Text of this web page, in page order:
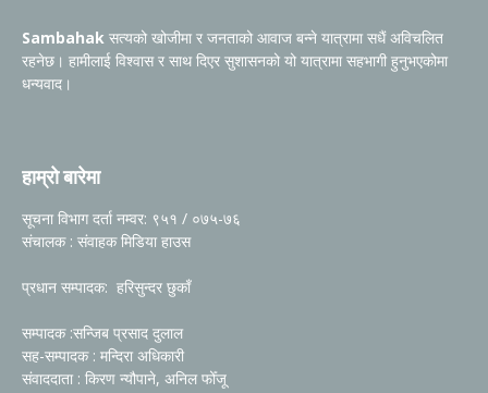
Sambahak सत्यको खोजीमा र जनताको आवाज बन्ने यात्रामा सधैं अविचलित
रहनेछ। हामीलाई विश्वास र साथ दिएर सुशासनको यो यात्रामा सहभागी हुनुभएकोमा
धन्यवाद।
हाम्रो बारेमा
सूचना विभाग दर्ता नम्वर: ९५१ / ०७५-७६
संचालक : संवाहक मिडिया हाउस
प्रधान सम्पादक: हरिसुन्दर छुकाँ
सम्पादक :सन्जिब प्रसाद दुलाल
सह-सम्पादक : मन्दिरा अधिकारी
संवाददाता : किरण न्यौपाने, अनिल फोँजू